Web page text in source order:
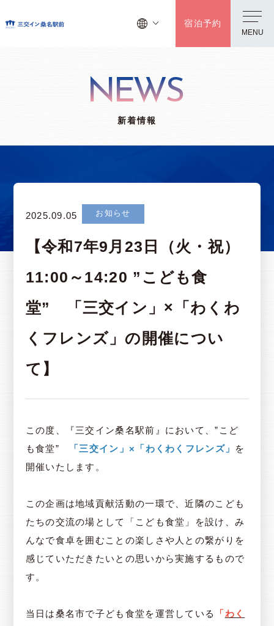
宿泊予約
MENU
NEWS
新着情報
2025.09.05 お知らせ
【令和7年9月23日（火・祝）
11:00～14:20 ”こども食
堂” 「三交イン」×「わくわ
くフレンズ」の開催につい
て】
この度、『三交イン桑名駅前』において、”こど
も食堂”
「三交イン」×「わくわくフレンズ」
を
開催いたします。
この企画は地域貢献活動の一環で、近隣のこども
たちの交流の場として「こども食堂」を設け、み
んなで食卓を囲むことの楽しさや人との繋がりを
感じていただきたいとの思いから実施するもので
す。
当日は桑名市で子ども食堂を運営している 「 わく